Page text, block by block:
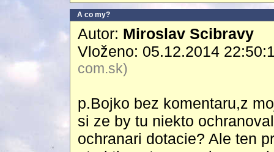
A co my?
Autor: Miroslav Scibravy
Vloženo: 05.12.2014
com.sk)
p.Bojko bez komentaru,z
si ze by tu niekto
ochranari dotacie? Ale ten